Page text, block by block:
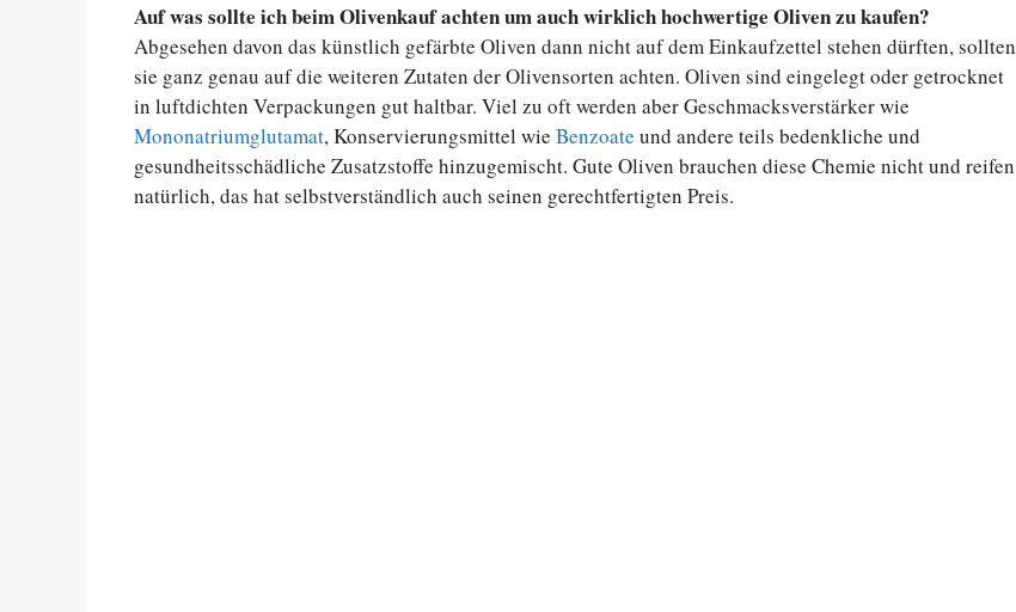
Auf was sollte ich beim Olivenkauf achten um auch wirklich hochwertige Oliven zu kaufen?
Abgesehen davon das künstlich gefärbte Oliven dann nicht auf dem Einkaufzettel stehen dürften, sollten
sie ganz genau auf die weiteren Zutaten der Olivensorten achten. Oliven sind eingelegt oder getrocknet
in luftdichten Verpackungen gut haltbar. Viel zu oft werden aber Geschmacksverstärker wie
Mononatriumglutamat, Konservierungsmittel wie Benzoate und andere teils bedenkliche und
gesundheitsschädliche Zusatzstoffe hinzugemischt. Gute Oliven brauchen diese Chemie nicht und reifen
natürlich, das hat selbstverständlich auch seinen gerechtfertigten Preis.